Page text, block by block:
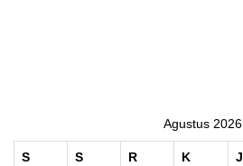
Agustus 2026
S S R K J